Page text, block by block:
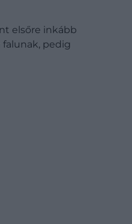
elsőre inkább
falunak, pedig